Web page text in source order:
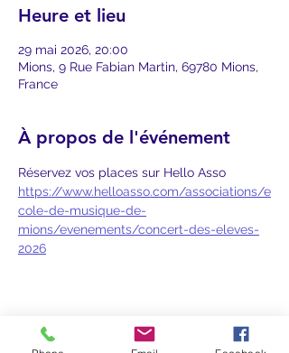
Heure et lieu
29 mai 2026, 20:00
Mions, 9 Rue Fabian Martin, 69780 Mions,
France
À propos de l'événement
Réservez vos places sur Hello Asso
https://www.helloasso.com/associations/e
cole-de-musique-de-
mions/evenements/concert-des-eleves-
2026